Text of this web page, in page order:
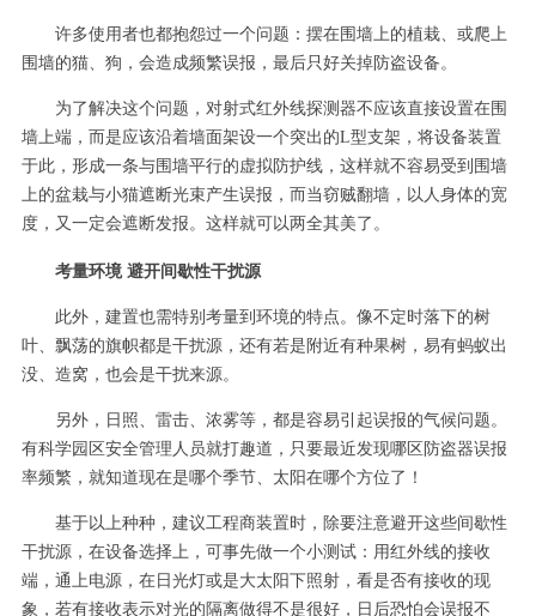
许多使用者也都抱怨过一个问题：摆在围墙上的植栽、或爬上
围墙的猫、狗，会造成频繁误报，最后只好关掉防盗设备。
为了解决这个问题，对射式红外线探测器不应该直接设置在围
墙上端，而是应该沿着墙面架设一个突出的L型支架，将设备装置
于此，形成一条与围墙平行的虚拟防护线，这样就不容易受到围墙
上的盆栽与小猫遮断光束产生误报，而当窃贼翻墙，以人身体的宽
度，又一定会遮断发报。这样就可以两全其美了。
考量环境 避开间歇性干扰源
此外，建置也需特别考量到环境的特点。像不定时落下的树
叶、飘荡的旗帜都是干扰源，还有若是附近有种果树，易有蚂蚁出
没、造窝，也会是干扰来源。
另外，日照、雷击、浓雾等，都是容易引起误报的气候问题。
有科学园区安全管理人员就打趣道，只要最近发现哪区防盗器误报
率频繁，就知道现在是哪个季节、太阳在哪个方位了！
基于以上种种，建议工程商装置时，除要注意避开这些间歇性
干扰源，在设备选择上，可事先做一个小测试：用红外线的接收
端，通上电源，在日光灯或是大太阳下照射，看是否有接收的现
象，若有接收表示对光的隔离做得不是很好，日后恐怕会误报不